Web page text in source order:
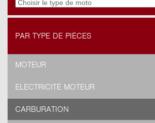
PAR TYPE DE PIÈCES
MOTEUR
ELECTRICITÉ MOTEUR
CARBURATION